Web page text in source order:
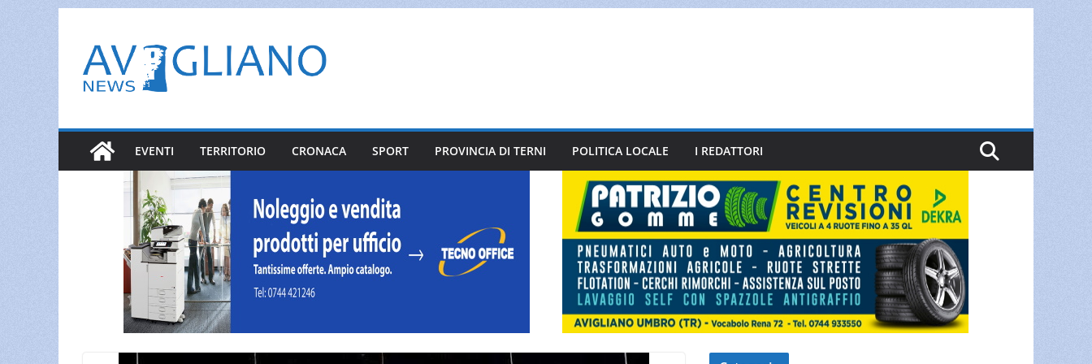
contenuto
EVENTI TERRITORIO CRONACA SPORT PROVINCIA DI TERNI POLITICA LOCALE I REDATTORI